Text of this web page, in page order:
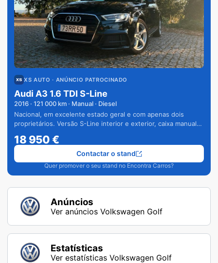
XS AUTO · ANÚNCIO PATROCINADO
Audi A3 1.6 TDI S-Line
2016 · 121 000 km · Manual · Diesel
Nacional, em excelente estado geral e com apenas dois
proprietários. Versão S-Line interior e exterior, caixa manual
18 950€
Quer promover o seu stand no Encontra Carros?
Contactar o stand
Anúncios
Ver anúncios Volkswagen Golf
Estatísticas
Ver estatísticas Volkswagen Golf